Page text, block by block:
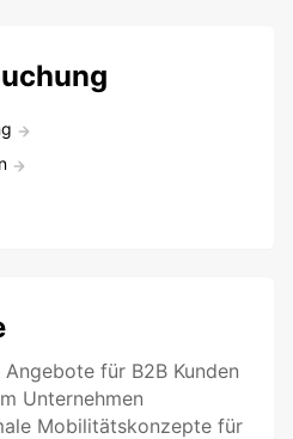
für B2B Kunden
Unternehmen
Mobilitätskonzepte für